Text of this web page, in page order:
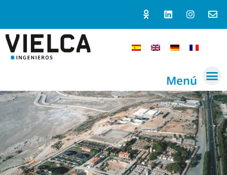
Menú